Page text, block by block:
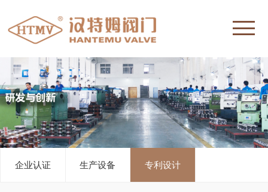
企业认证 生产设备 专利设计